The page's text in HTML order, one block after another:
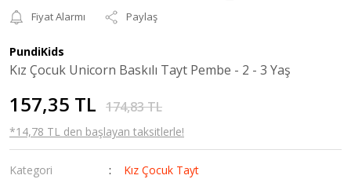
Fiyat Alarmı
Paylaş
PundiKids
Kız Çocuk Unicorn Baskılı Tayt Pembe - 2 - 3 Yaş
157,35 TL 174,83 TL
*14,78 TL den başlayan taksitlerle!
Kategori
Kız Çocuk Tayt